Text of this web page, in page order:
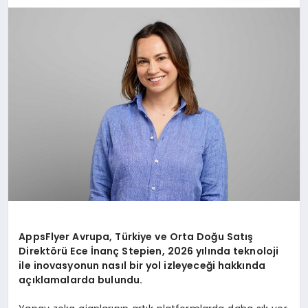
AppsFlyer Avrupa, Türkiye ve Orta Doğu Satış
Direktörü Ece İnanç Stepien, 2026 yılında teknoloji
ile inovasyonun nasıl bir yol izleyeceği hakkında
açıklamalarda bulundu.